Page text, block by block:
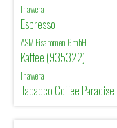
Inawera
Espresso
ASM Eisaromen GmbH
Kaffee (935322)
Inawera
Tabacco Coffee Paradise